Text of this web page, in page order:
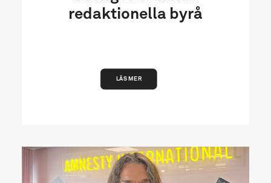
redaktionella byrå
LÄS MER